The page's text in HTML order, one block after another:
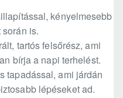
kényelmesebb
is.
tartós felsőrész, ami
bírja a napi terhelést.
tapadással, ami járdán
lépéseket ad.